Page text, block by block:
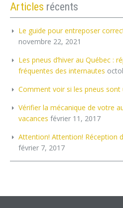
Articles récents
Le guide pour entreposer
novembre 22, 2021
Les pneus d’hiver au Québec :
fréquentes des internautes
Comment voir si les pneus sont
Vérifier la mécanique de votre
vacances février 11, 2017
Attention! Attention! Réception
février 7, 2017